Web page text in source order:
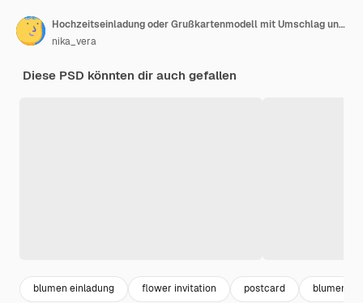
Hochzeitseinladung oder Grußkartenmodell mit Umschlag und weißen Pfingstrosenblüten auf Grau
nika_vera
Diese PSD könnten dir auch gefallen
blumen einladung flower invitation postcard blumen